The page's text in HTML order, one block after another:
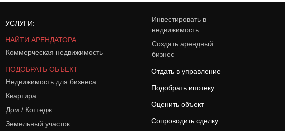
УСЛУГИ:
НАЙТИ АРЕНДАТОРА
Коммерческая недвижимость
ПОДОБРАТЬ ОБЪЕКТ
Недвижимость для бизнеса
Квартира
Дом / Коттедж
Земельный участок
Инвестировать в
недвижимость
Создать арендный
бизнес
Отдать в управление
Подобрать ипотеку
Оценить объект
Сопроводить сделку